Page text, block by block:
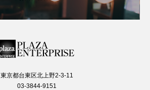
東京都台東区北上野2-3-11
03-3844-9151